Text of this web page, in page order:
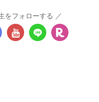
をフォローする